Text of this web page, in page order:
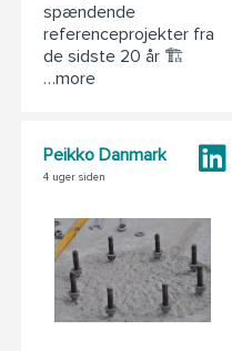
spændende
referenceprojekter fra
de sidste 20 år 🏗️
…more
Peikko Danmark
4 uger siden